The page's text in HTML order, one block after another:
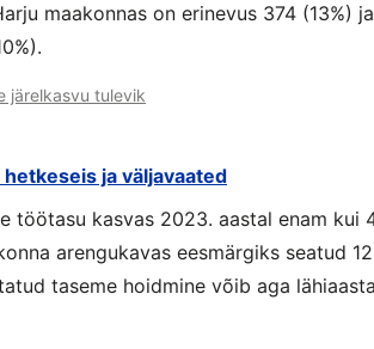
maakonnas on erinevus 374 (13%)
järelkasvu tulevik
ja väljavaated
töötasu kasvas 2023. aastal enam kui
arengukavas eesmärgiks seatud
taseme hoidmine võib aga